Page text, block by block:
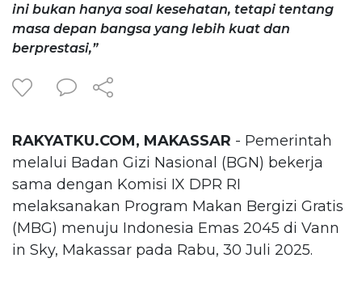
ini bukan hanya soal kesehatan, tetapi tentang
masa depan bangsa yang lebih kuat dan
berprestasi,”
RAKYATKU.COM, MAKASSAR - Pemerintah
melalui Badan Gizi Nasional (BGN) bekerja
sama dengan Komisi IX DPR RI
melaksanakan Program Makan Bergizi Gratis
(MBG) menuju Indonesia Emas 2045 di Vann
in Sky, Makassar pada Rabu, 30 Juli 2025.